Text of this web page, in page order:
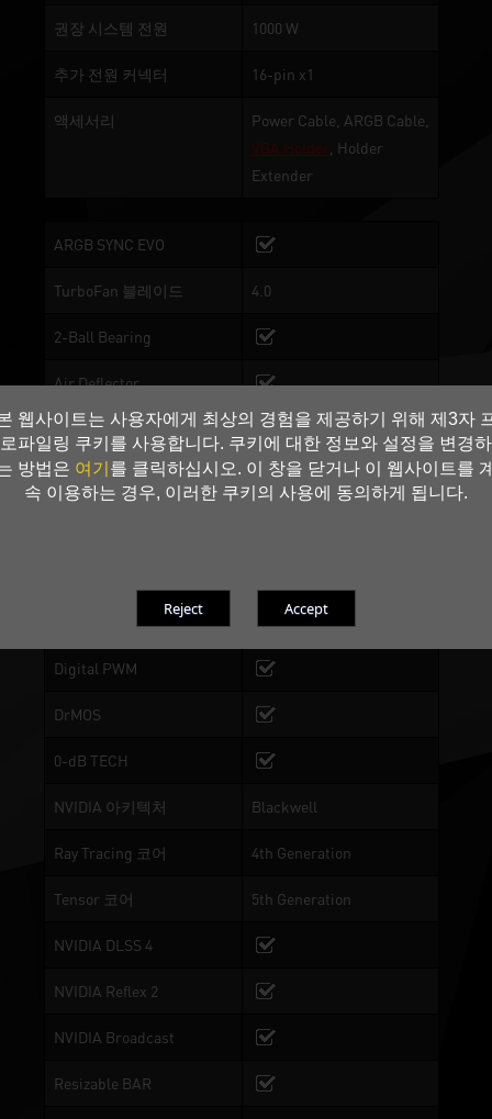
웹사이트는 사용자에게 최상의 경험을 제공하기 위해 제3자
로파일링 쿠키를 사용합니다. 쿠키에 대한 정보와 설정을 변경하
방법은 여기를 클릭하십시오. 이 창을 닫거나 이 웹사이트를
속 이용하는 경우, 이러한 쿠키의 사용에 동의하게 됩니다.
권장 시스템 전원 1000 W
추가 전원 커넥터 16-pin x1
액세서리
Power Cable, ARGB Cable,
VGA Holder , Holder
Extender
ARGB SYNC EVO
TurboFan 블레이드 4.0
2-Ball Bearing
Air Deflector
Superior Rigidity
Composite Heat Pipe
BIOS 1: Performance
Mode, BIOS 2:Silent Mode
Digital PWM
DrMOS
0-dB TECH
NVIDIA 아키텍처 Blackwell
Ray Tracing 코어 4th Generation
Tensor 코어 5th Generation
NVIDIA DLSS 4
NVIDIA Reflex 2
NVIDIA Broadcast
Resizable BAR